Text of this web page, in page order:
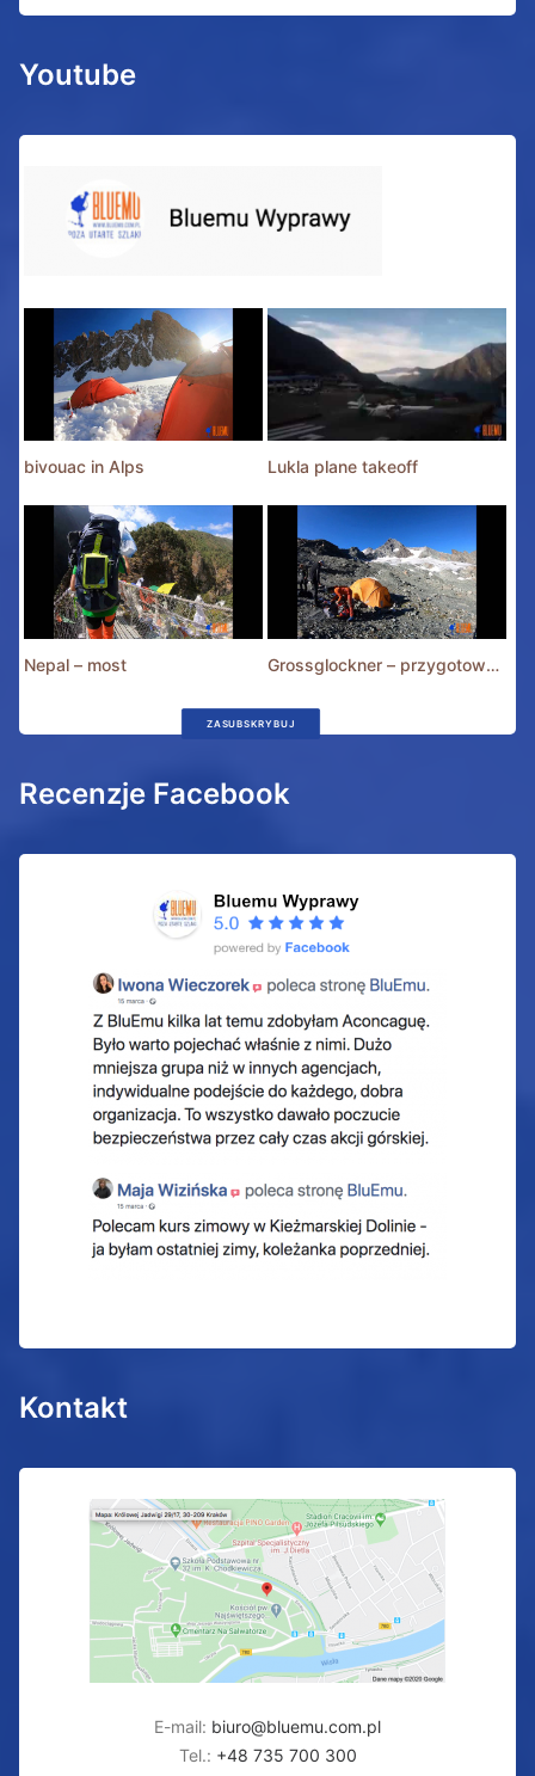
Youtube
bivouac in Alps Lukla plane takeoff
Nepal – most Grossglockner – przygotowania
ZASUBSKRYBUJ
Recenzje Facebook
Kontakt
E-mail: biuro@bluemu.com.pl
Tel.: +48 735 700 300